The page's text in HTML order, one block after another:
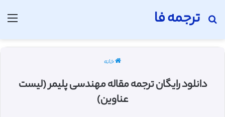
ترجمه فا
جستجو برای
خانه
دانلود رایگان ترجمه مقاله مهندسی پلیمر (لیست
عناوین)